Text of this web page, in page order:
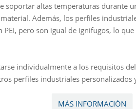
soportar altas temperaturas durante
Además, los perfiles
pero son igual de ignífugos, lo
individualmente a los requisitos
perfiles industriales
MÁS INFORMACIÓN